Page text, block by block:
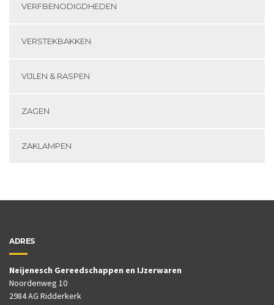
VERFBENODIGDHEDEN
VERSTEKBAKKEN
VIJLEN & RASPEN
ZAGEN
ZAKLAMPEN
ADRES
Neijenesch Gereedschappen en IJzerwaren
Noordenweg 10
2984 AG Ridderkerk